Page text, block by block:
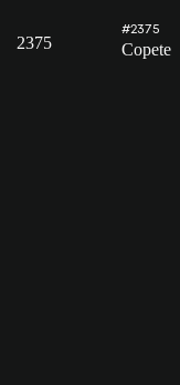
2375
#2375
Copete